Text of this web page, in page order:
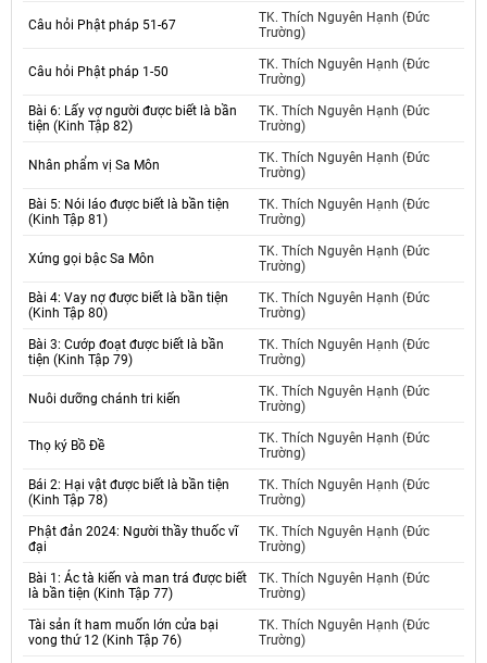
Câu hỏi Phật pháp 51-67
TK. Thích Nguyên Hạnh (Đức
Trường)
Câu hỏi Phật pháp 1-50
TK. Thích Nguyên Hạnh (Đức
Trường)
Bài 6: Lấy vợ người được biết là bần
tiện (Kinh Tập 82)
TK. Thích Nguyên Hạnh (Đức
Trường)
Nhân phẩm vị Sa Môn
TK. Thích Nguyên Hạnh (Đức
Trường)
Bài 5: Nói láo được biết là bần tiện
(Kinh Tập 81)
TK. Thích Nguyên Hạnh (Đức
Trường)
Xứng gọi bậc Sa Môn
TK. Thích Nguyên Hạnh (Đức
Trường)
Bài 4: Vay nợ được biết là bần tiện
(Kinh Tập 80)
TK. Thích Nguyên Hạnh (Đức
Trường)
Bài 3: Cướp đoạt được biết là bần
tiện (Kinh Tập 79)
TK. Thích Nguyên Hạnh (Đức
Trường)
Nuôi dưỡng chánh tri kiến
TK. Thích Nguyên Hạnh (Đức
Trường)
Thọ ký Bồ Đề
TK. Thích Nguyên Hạnh (Đức
Trường)
Bái 2: Hại vật được biết là bần tiện
(Kinh Tập 78)
TK. Thích Nguyên Hạnh (Đức
Trường)
Phật đản 2024: Người thầy thuốc vĩ
đại
TK. Thích Nguyên Hạnh (Đức
Trường)
Bài 1: Ác tà kiến và man trá được biết
là bần tiện (Kinh Tập 77)
TK. Thích Nguyên Hạnh (Đức
Trường)
Tài sản ít ham muốn lớn cửa bại
vong thứ 12 (Kinh Tập 76)
TK. Thích Nguyên Hạnh (Đức
Trường)